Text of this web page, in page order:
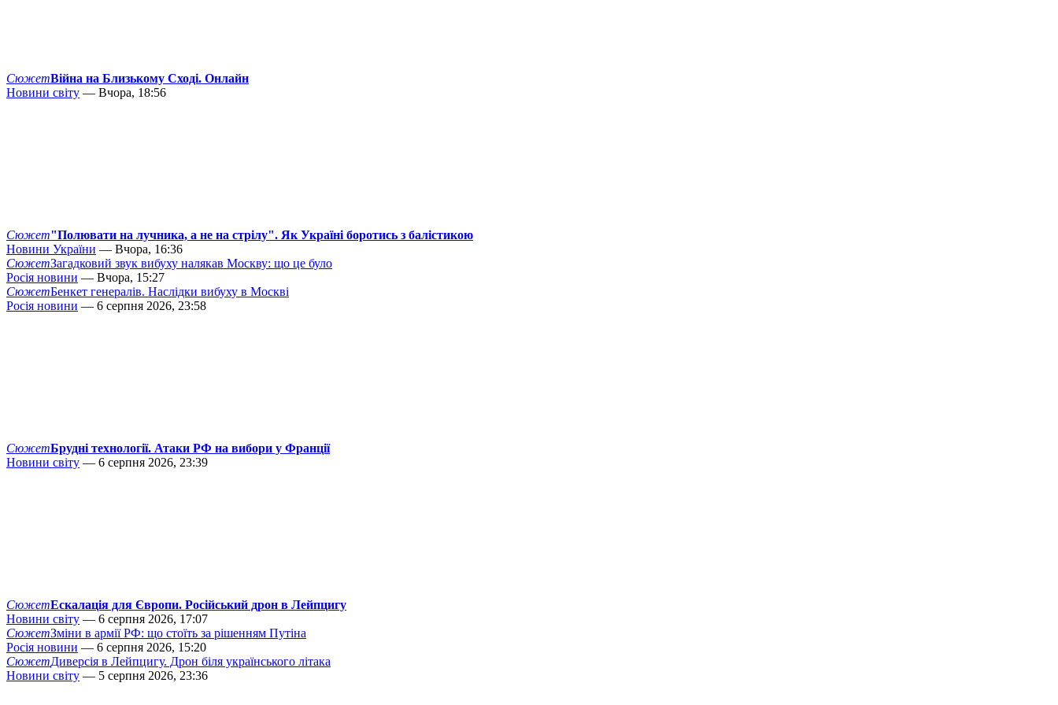
СюжетВійна на Близькому Сході. Онлайн
Новини світу — Вчора, 18:56
Сюжет"Полювати на лучника, а не на стрілу". Як Україні боротись з балістикою
Новини України — Вчора, 16:36
СюжетЗагадковий звук вибуху налякав Москву: що це було
Росія новини — Вчора, 15:27
СюжетБенкет генералів. Наслідки вибуху в Москві
Росія новини — 6 серпня 2026, 23:58
СюжетБрудні технології. Атаки РФ на вибори у Франції
Новини світу — 6 серпня 2026, 23:39
СюжетЕскалація для Європи. Російський дрон в Лейпцигу
Новини світу — 6 серпня 2026, 17:07
СюжетЗміни в армії РФ: що стоїть за рішенням Путіна
Росія новини — 6 серпня 2026, 15:20
СюжетДиверсія в Лейпцигу. Дрон біля українського літака
Новини світу — 5 серпня 2026, 23:36